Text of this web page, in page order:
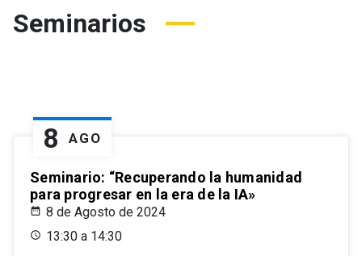
Seminarios
8 AGO
Seminario: “Recuperando la humanidad
para progresar en la era de la IA»
8 de Agosto de 2024
13:30 a 14:30